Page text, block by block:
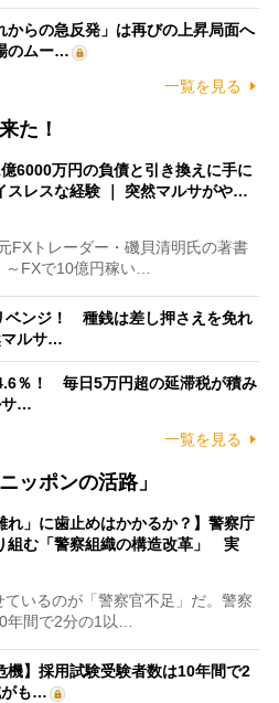
からの急反発」は再びの上昇局面へ
のムー…
一覧を見る
た！
億6000万円の負債と引き換えに手に
スレスな経験 ｜ 突然マルサがや…
FXトレーダー・磯貝清明氏の著書
～FXで10億円稼い…
ベンジ！ 種銭は差し押さえを免れ
マルサ…
％！ 毎日5万円超の延滞税が積み
サ…
一覧を見る
ッポンの活路」
れ」に歯止めはかかるか？】警察庁
組む「警察組織の構造改革」 実
いるのが「警察官不足」だ。警察
年間で2分の1以…
機】採用試験受験者数は10年間で2
がも…